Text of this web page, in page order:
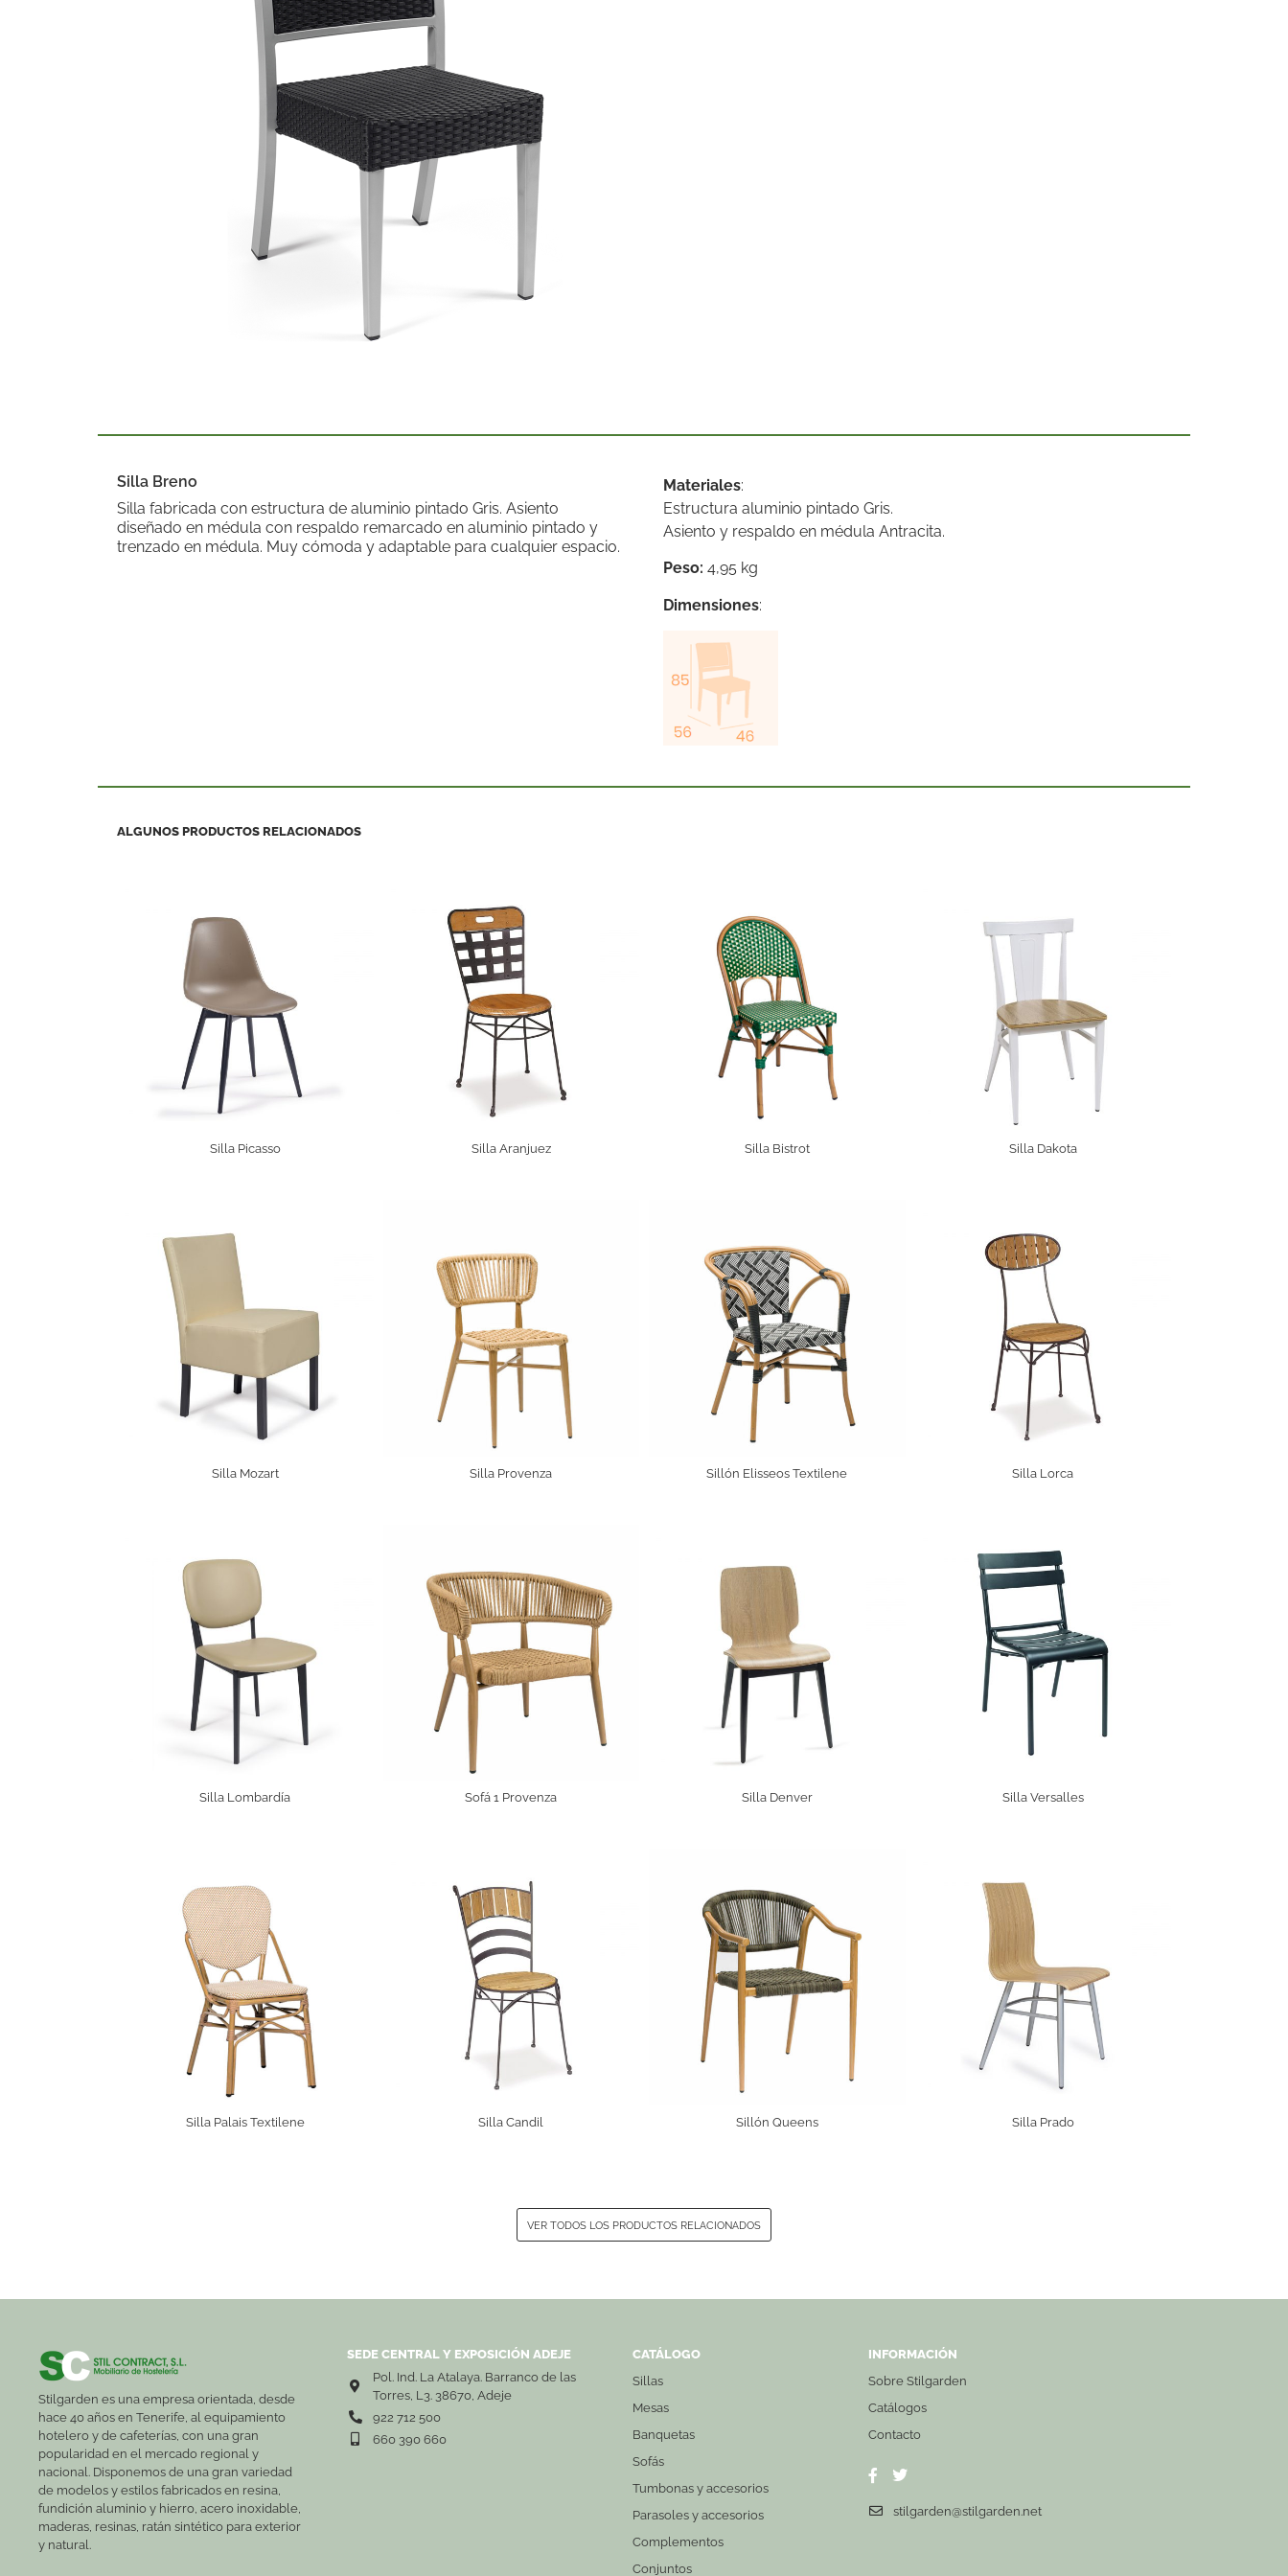
Silla Breno
Silla fabricada con estructura de aluminio pintado Gris. Asiento
diseñado en médula con respaldo remarcado en aluminio pintado y
trenzado en médula. Muy cómoda y adaptable para cualquier espacio.
Materiales:
Estructura aluminio pintado Gris.
Asiento y respaldo en médula Antracita.
Peso: 4,95 kg
Dimensiones:
ALGUNOS PRODUCTOS RELACIONADOS
Silla Picasso Silla Aranjuez Silla Bistrot Silla Dakota
Silla Mozart Silla Provenza Sillón Elisseos Textilene Silla Lorca
Silla Lombardía Sofá 1 Provenza Silla Denver Silla Versalles
Silla Palais Textilene Silla Candil Sillón Queens Silla Prado
VER TODOS LOS PRODUCTOS RELACIONADOS
Stilgarden es una empresa orientada, desde
hace 40 años en Tenerife, al equipamiento
hotelero y de cafeterías, con una gran
popularidad en el mercado regional y
nacional. Disponemos de una gran variedad
de modelos y estilos fabricados en resina,
fundición aluminio y hierro, acero inoxidable,
maderas, resinas, ratán sintético para exterior
y natural.
SEDE CENTRAL Y EXPOSICIÓN ADEJE
Pol. Ind. La Atalaya. Barranco de las
Torres, L3. 38670, Adeje
922 712 500
660 390 660
CATÁLOGO
Sillas
Mesas
Banquetas
Sofás
Tumbonas y accesorios
Parasoles y accesorios
Complementos
Conjuntos
INFORMACIÓN
Sobre Stilgarden
Catálogos
Contacto
stilgarden@stilgarden.net